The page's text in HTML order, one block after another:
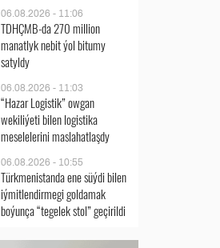
06.08.2026 - 11:06
TDHÇMB-da 270 million
manatlyk nebit ýol bitumy
satyldy
06.08.2026 - 11:03
“Hazar Logistik” owgan
wekiliýeti bilen logistika
meselelerini maslahatlaşdy
06.08.2026 - 10:55
Türkmenistanda ene süýdi bilen
iýmitlendirmegi goldamak
boýunça “tegelek stol” geçirildi